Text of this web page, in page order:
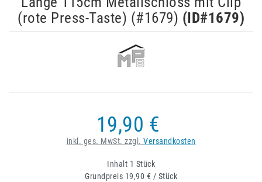
(rote Press-Taste) (#1679) (ID#1679)
19,90 €
inkl. ges. MwSt. zzgl. Versandkosten
Inhalt 1 Stück
Grundpreis 19,90 € / Stück